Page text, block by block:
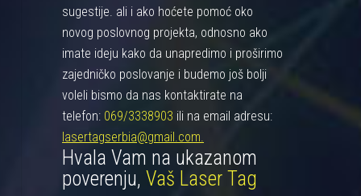
sugestije. ali i ako hoćete pomoć oko
novog poslovnog projekta, odnosno ako
imate ideju kako da unapredimo i proširimo
zajedničko poslovanje i budemo još bolji
voleli bismo da nas kontaktirate na
telefon: 069/3338903 ili na email adresu:
lasertagserbia@gmail.com.
Hvala Vam na ukazanom
poverenju, Vaš Laser Tag